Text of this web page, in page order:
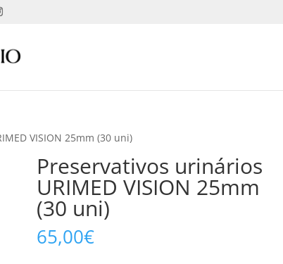
VISION 25mm (30 uni)
Preservativos urinários
URIMED VISION 25mm
(30 uni)
65,00€